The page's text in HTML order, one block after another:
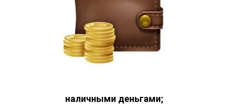
наличными деньгами;